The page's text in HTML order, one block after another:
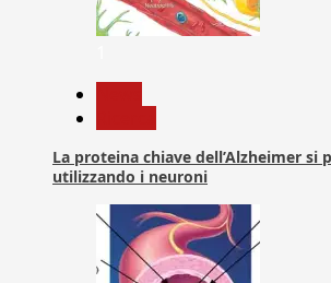
La proteina chiave dell’Alzheimer si
utilizzando i neuroni